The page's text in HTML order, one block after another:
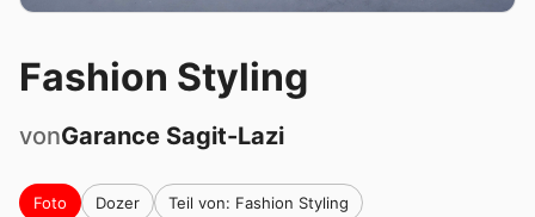
Fashion Styling
vonGarance Sagit-Lazi
Foto Dozer Teil von: Fashion Styling